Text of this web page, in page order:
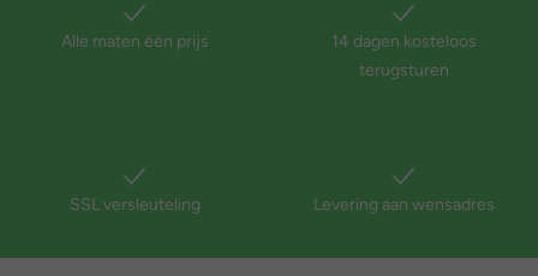
Alle maten één prijs
14 dagen kosteloos
terugsturen
SSL versleuteling Levering aan wensadres